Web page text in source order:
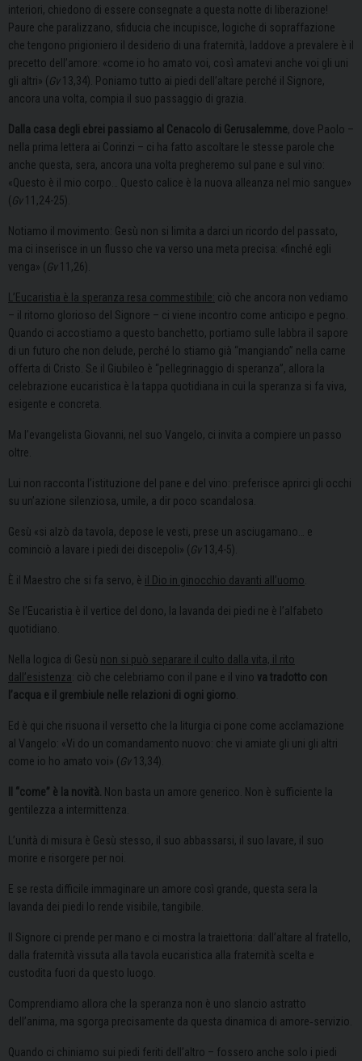
interiori, chiedono di essere consegnate a questa notte di liberazione!
Paure che paralizzano, sfiducia che incupisce, logiche di sopraffazione
che tengono prigioniero il desiderio di una fraternità, laddove a prevalere è il
precetto dell’amore: «come io ho amato voi, così amatevi anche voi gli uni
gli altri» (Gv13,34). Poniamo tutto ai piedi dell’altare perché il Signore,
ancora una volta, compia il suo passaggio di grazia.
Dalla casa degli ebrei passiamo al Cenacolo di Gerusalemme, dove Paolo –
nella prima lettera ai Corinzi – ci ha fatto ascoltare le stesse parole che
anche questa, sera, ancora una volta pregheremo sul pane e sul vino:
«Questo è il mio corpo… Questo calice è la nuova alleanza nel mio sangue»
(Gv11,24-25).
Notiamo il movimento: Gesù non si limita a darci un ricordo del passato,
ma ci inserisce in un flusso che va verso una meta precisa: «finché egli
venga» (Gv11,26).
L’Eucaristia è la speranza resa commestibile: ciò che ancora non vediamo
– il ritorno glorioso del Signore – ci viene incontro come anticipo e pegno.
Quando ci accostiamo a questo banchetto, portiamo sulle labbra il sapore
di un futuro che non delude, perché lo stiamo già “mangiando” nella carne
offerta di Cristo. Se il Giubileo è “pellegrinaggio di speranza”, allora la
celebrazione eucaristica è la tappa quotidiana in cui la speranza si fa viva,
esigente e concreta.
Ma l’evangelista Giovanni, nel suo Vangelo, ci invita a compiere un passo
oltre.
Lui non racconta l’istituzione del pane e del vino: preferisce aprirci gli occhi
su un’azione silenziosa, umile, a dir poco scandalosa.
Gesù «si alzò da tavola, depose le vesti, prese un asciugamano… e
cominciò a lavare i piedi dei discepoli» (Gv13,4-5).
È il Maestro che si fa servo, è il Dio in ginocchio davanti all’uomo.
Se l’Eucaristia è il vertice del dono, la lavanda dei piedi ne è l’alfabeto
quotidiano.
Nella logica di Gesù non si può separare il culto dalla vita, il rito
dall’esistenza: ciò che celebriamo con il pane e il vino va tradotto con
l’acqua e il grembiule nelle relazioni di ogni giorno.
Ed è qui che risuona il versetto che la liturgia ci pone come acclamazione
al Vangelo: «Vi do un comandamento nuovo: che vi amiate gli uni gli altri
come io ho amato voi» (Gv13,34).
Il “come” è la novità. Non basta un amore generico. Non è sufficiente la
gentilezza a intermittenza.
L’unità di misura è Gesù stesso, il suo abbassarsi, il suo lavare, il suo
morire e risorgere per noi.
E se resta difficile immaginare un amore così grande, questa sera la
lavanda dei piedi lo rende visibile, tangibile.
Il Signore ci prende per mano e ci mostra la traiettoria: dall’altare al fratello,
dalla fraternità vissuta alla tavola eucaristica alla fraternità scelta e
custodita fuori da questo luogo.
Comprendiamo allora che la speranza non è uno slancio astratto
dell’anima, ma sgorga precisamente da questa dinamica di amore‑servizio.
Quando ci chiniamo sui piedi feriti dell’altro – fossero anche solo i piedi